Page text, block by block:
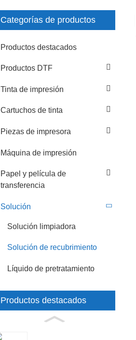
Categorías de productos
Productos destacados
Productos DTF
Tinta de impresión
Cartuchos de tinta
Piezas de impresora
Máquina de impresión
Papel y película de
transferencia
Solución
Solución limpiadora
Solución de recubrimiento
Líquido de pretratamiento
Productos destacados